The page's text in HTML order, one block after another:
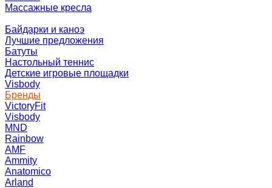
Массажные кресла
Байдарки и каноэ
Лучшие предложения
Батуты
Настольный теннис
Детские игровые площадки
Visbody
Бренды
VictoryFit
Visbody
MND
Rainbow
AMF
Ammity
Anatomico
Arland